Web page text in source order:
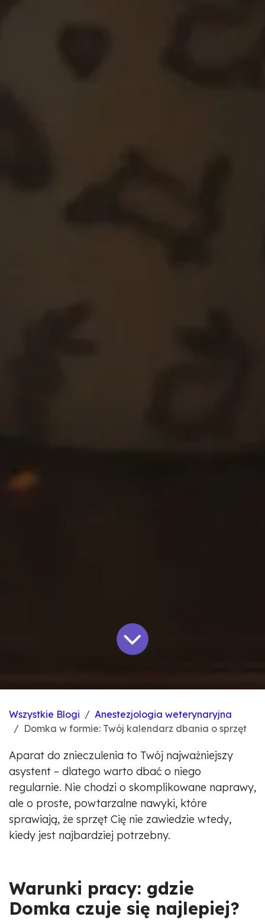
Wszystkie Blogi
Anestezjologia weterynaryjna
Domka w formie: Twój kalendarz dbania o sprzęt
Aparat do znieczulenia to Twój najważniejszy
asystent – dlatego warto dbać o niego
regularnie. Nie chodzi o skomplikowane naprawy,
ale o proste, powtarzalne nawyki, które
sprawiają, że sprzęt Cię nie zawiedzie wtedy,
kiedy jest najbardziej potrzebny.
Warunki pracy: gdzie
Domka czuje się najlepiej?